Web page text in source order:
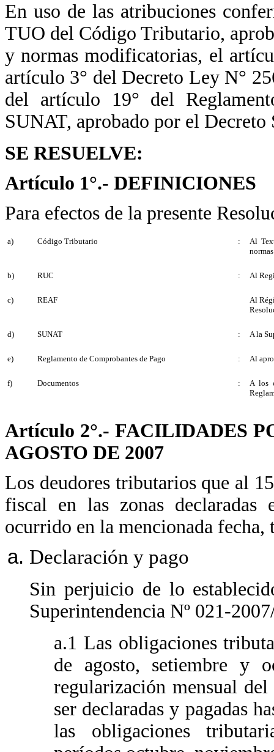
En uso de las atribuciones
TUO del Código Tributario,
y normas modificatorias, el
artículo 3° del Decreto Ley N°
del artículo 19° del
SUNAT, aprobado por el
SE RESUELVE:
Artículo 1°.- DEFINICIONES
Para efectos de la presente
a) Código Tributario :
Al
b) RUC : Al
c) REAF
Al
d) SUNAT : A la
e) Reglamento de Comprobantes de Pago : Al
f) Documentos :
A los
Artículo 2°.- FACILIDADES
AGOSTO DE 2007
Los deudores tributarios que al
fiscal en las zonas declaradas
ocurrido en la mencionada fecha,
Declaración y pago
Sin perjuicio de lo
Superintendencia Nº 021-
a.1 Las obligaciones
de agosto, setiembre y
regularización mensual
ser declaradas y pagadas
las obligaciones